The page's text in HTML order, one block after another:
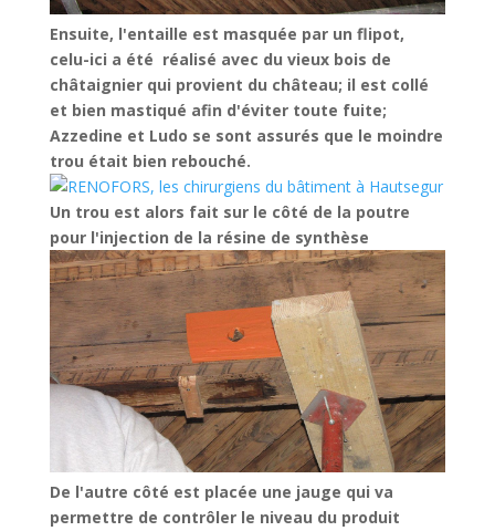
Ensuite, l'entaille est masquée par un flipot,
celu-ici a été réalisé avec du vieux bois de
châtaignier qui provient du château; il est collé
et bien mastiqué afin d'éviter toute fuite;
Azzedine et Ludo se sont assurés que le moindre
trou était bien rebouché.
Un trou est alors fait sur le côté de la poutre
pour l'injection de la résine de synthèse
De l'autre côté est placée une jauge qui va
permettre de contrôler le niveau du produit